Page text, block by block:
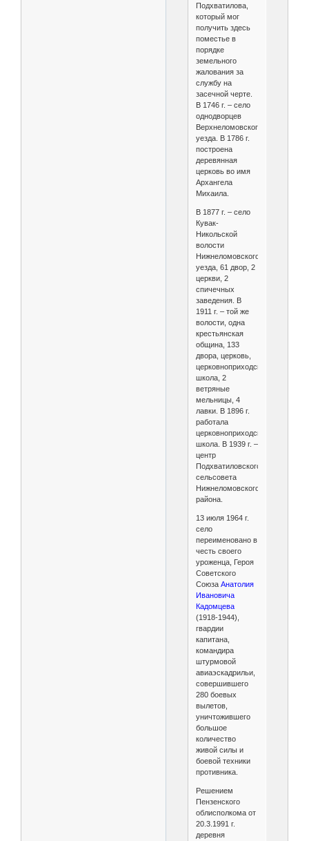
Подхватилова,
который мог
получить здесь
поместье в
порядке
земельного
жалования за
службу на
засечной черте.
В 1746 г. – село
однодворцев
Верхнеломовского
уезда. В 1786 г.
построена
деревянная
церковь во имя
Архангела
Михаила.
В 1877 г. – село
Кувак-
Никольской
волости
Нижнеломовского
уезда, 61 двор, 2
церкви, 2
спичечных
заведения. В
1911 г. – той же
волости, одна
крестьянская
община, 133
двора, церковь,
церковноприходская
школа, 2
ветряные
мельницы, 4
лавки. В 1896 г.
работала
церковноприходская
школа. В 1939 г. –
центр
Подхватиловского
сельсовета
Нижнеломовского
района.
13 июля 1964 г.
село
переименовано в
честь своего
уроженца, Героя
Советского
Союза Анатолия
Ивановича
Кадомцева
(1918-1944),
гвардии
капитана,
командира
штурмовой
авиаэскадрильи,
совершившего
280 боевых
вылетов,
уничтожившего
большое
количество
живой силы и
боевой техники
противника.
Решением
Пензенского
облисполкома от
20.3.1991 г.
деревня